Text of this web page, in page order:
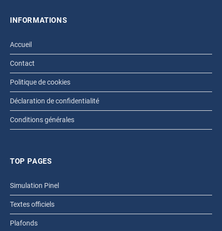
INFORMATIONS
Accueil
Contact
Politique de cookies
Déclaration de confidentialité
Conditions générales
TOP PAGES
Simulation Pinel
Textes officiels
Plafonds